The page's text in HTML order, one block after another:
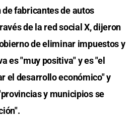
fabricantes de autos
de la red social X, dijeron
de eliminar impuestos y
es "muy positiva" y es "el
el desarrollo económico" y
y municipios se